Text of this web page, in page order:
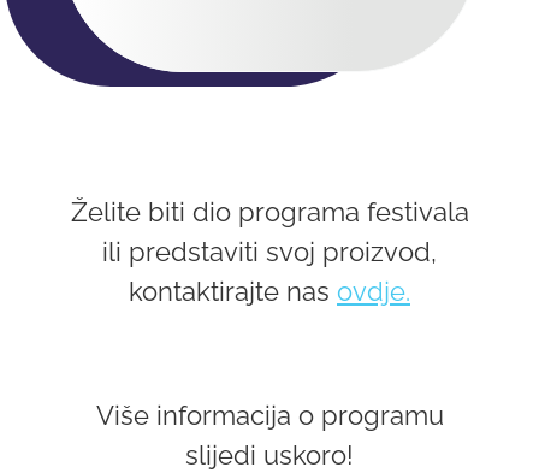
Želite biti dio programa festivala
ili predstaviti svoj proizvod,
kontaktirajte nas ovdje.
Više informacija o programu
slijedi uskoro!